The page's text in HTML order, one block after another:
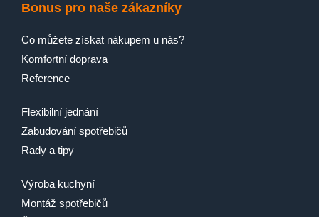
Bonus pro naše zákazníky
Co můžete získat nákupem u nás?
Komfortní doprava
Reference
Flexibilní jednání
Zabudování spotřebičů
Rady a tipy
Výroba kuchyní
Montáž spotřebičů